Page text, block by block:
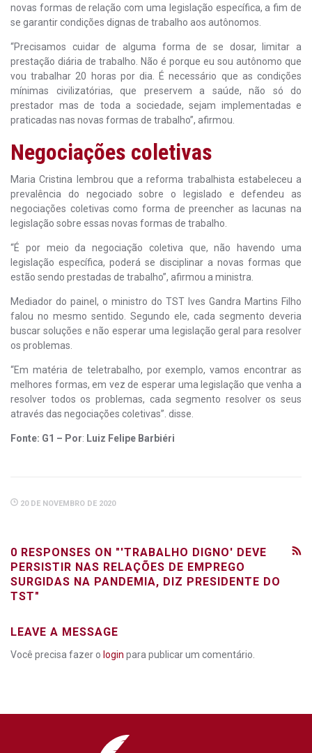
novas formas de relação com uma legislação específica, a fim de
se garantir condições dignas de trabalho aos autônomos.
“Precisamos cuidar de alguma forma de se dosar, limitar a
prestação diária de trabalho. Não é porque eu sou autônomo que
vou trabalhar 20 horas por dia. É necessário que as condições
mínimas civilizatórias, que preservem a saúde, não só do
prestador mas de toda a sociedade, sejam implementadas e
praticadas nas novas formas de trabalho”, afirmou.
Negociações coletivas
Maria Cristina lembrou que a reforma trabalhista estabeleceu a
prevalência do negociado sobre o legislado e defendeu as
negociações coletivas como forma de preencher as lacunas na
legislação sobre essas novas formas de trabalho.
“É por meio da negociação coletiva que, não havendo uma
legislação específica, poderá se disciplinar a novas formas que
estão sendo prestadas de trabalho”, afirmou a ministra.
Mediador do painel, o ministro do TST Ives Gandra Martins Filho
falou no mesmo sentido. Segundo ele, cada segmento deveria
buscar soluções e não esperar uma legislação geral para resolver
os problemas.
“Em matéria de teletrabalho, por exemplo, vamos encontrar as
melhores formas, em vez de esperar uma legislação que venha a
resolver todos os problemas, cada segmento resolver os seus
através das negociações coletivas”. disse.
Fonte: G1 – Por: Luiz Felipe Barbiéri
20 DE NOVEMBRO DE 2020
0 RESPONSES ON "'TRABALHO DIGNO' DEVE
PERSISTIR NAS RELAÇÕES DE EMPREGO
SURGIDAS NA PANDEMIA, DIZ PRESIDENTE DO
TST"
LEAVE A MESSAGE
Você precisa fazer o login para publicar um comentário.